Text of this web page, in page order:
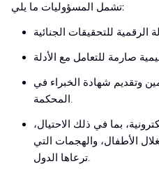
تشمل المسؤوليات ما يلي:
وتقديم شهادة الخبراء في
المحكمة.
بما في ذلك الاحتيال،
الأطفال، والهجمات التي
ترعاها الدول.